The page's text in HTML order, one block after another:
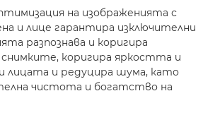
на изображенията с
и лице гарантира изключителни
разпознава и коригира
коригира яркостта и
лицата и редуцира шума, като
чистота и богатство на